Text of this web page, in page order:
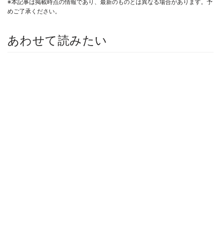
※本記事は掲載時点の情報であり、最新のものとは異なる場合があります。予
めご了承ください。
あわせて読みたい